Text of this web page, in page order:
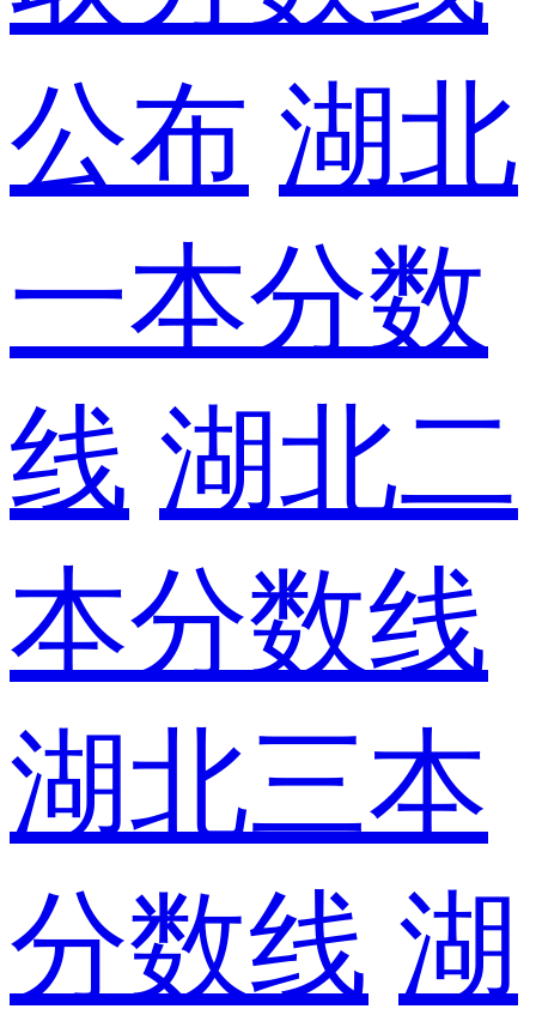
公布 湖北
一本分数
线 湖北二
本分数线
湖北三本
分数线 湖